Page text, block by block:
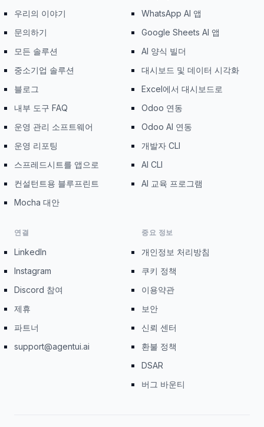
우리의 이야기
문의하기
모든 솔루션
중소기업 솔루션
블로그
내부 도구 FAQ
운영 관리 소프트웨어
운영 리포팅
스프레드시트를 앱으로
컨설턴트용 블루프린트
Mocha 대안
WhatsApp AI 앱
Google Sheets AI 앱
AI 양식 빌더
대시보드 및 데이터 시각화
Excel에서 대시보드로
Odoo 연동
Odoo AI 연동
개발자 CLI
AI CLI
AI 교육 프로그램
연결
LinkedIn
Instagram
Discord 참여
제휴
파트너
support@agentui.ai
중요 정보
개인정보 처리방침
쿠키 정책
이용약관
보안
신뢰 센터
환불 정책
DSAR
버그 바운티